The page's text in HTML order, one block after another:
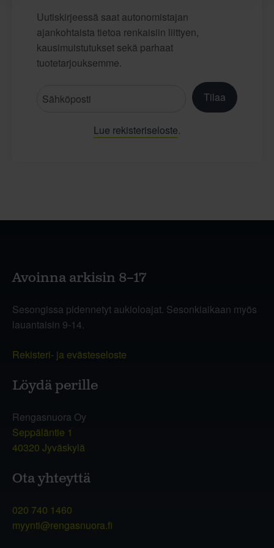
Uutiskirjeessä saat autonomistajan
ajankohtaista tietoa renkaisiin liittyen,
kausimuistutukset sekä parhaat
tuotetarjouksemme.
Tilaa
Lue rekisteriseloste.
Avoinna arkisin 8–17
Sesongissa pidennetyt aukioloajat. Sesonkiaikaan myös
lauantaisin 9-14.
Rekisteri- ja evästeseloste
Löydä perille
Rengasnuora Oy
Seppäläntie 1
40320 Jyväskylä
Ota yhteyttä
020 740 1460
myynti@rengasnuora.fi